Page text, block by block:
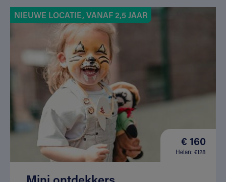
NIEUWE LOCATIE, VANAF 2,5 JAAR
€ 160
Helan: €128